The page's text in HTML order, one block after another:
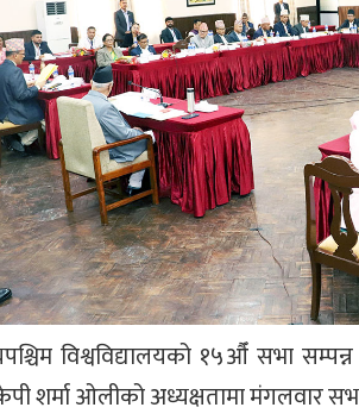
विश्वविद्यालयको १५औँ सभा
केपी शर्मा ओलीको अध्यक्षतामा मंगलवार